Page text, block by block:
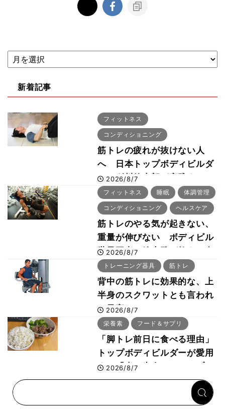
新着記事
フィットネス
コンディショニング
筋トレの疲れが抜けない人
へ 日本トップボディビルダ
ー・刈川啓志郎が実践する
「回復習慣」
2026/8/7
フィットネス 睡眠 体調管理
コンディショニング ヘルスケア
筋トレのやる気が起きない、
重量が伸びない ボディビル
世界王者・鈴木雅が教える食
事・睡眠・呼吸の整え方
2026/8/7
トレーニング器具 筋トレ
背中の筋トレに効果的な、上
半身のスクワットとも言われ
た最高マシン“ノーチラス・
プルオーバーマシン”とは？
2026/8/7
栄養素 フード＆サプリ
「脚トレ前日に食べる理由」
トップボディビルダーが愛用
する「米＋牛肉」のシンプル
回復メシとは？
2026/8/7